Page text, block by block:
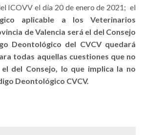
ICOVV el día 20 de enero de 2021; el
aplicable a los Veterinarios
de Valencia será el del Consejo
Deontológico del CVCV quedará
todas aquellas cuestiones que no
del Consejo, lo que implica la no
Deontológico CVCV.